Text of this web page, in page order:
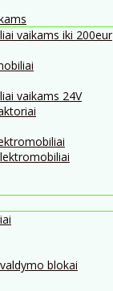
vaikams iki 200eur
vaikams 24V
blokai